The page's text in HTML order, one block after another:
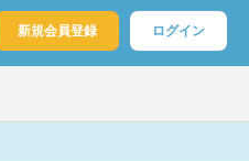
新規会員登録 ログイン